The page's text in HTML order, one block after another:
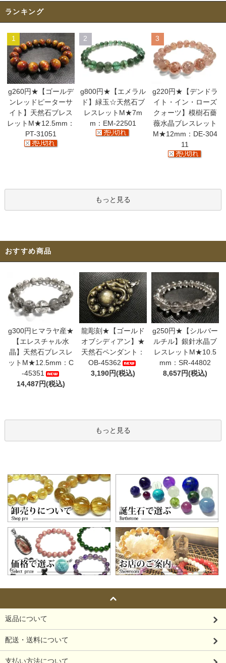
ランキング
1
g260円★【ゴールデ
ンレッドピーターサ
イト】天然石ブレス
レットM★12.5mm：
PT-31051
2
g800円★【エメラル
ド】緑玉☆天然石ブ
レスレットM★7m
m：EM-22501
3
g220円★【デンドラ
イト・イン・ローズ
クォーツ】模樹石薔
薇水晶ブレスレット
M★12mm：DE-304
11
もっと見る
おすすめ商品
g300円ヒマラヤ産★
【エレスチャル水
晶】天然石ブレスレ
ットM★12.5mm：C
-45351
14,487円(税込)
龍彫刻★【ゴールド
オブシディアン】★
天然石ペンダント：
OB-45362
3,190円(税込)
g250円★【シルバー
ルチル】銀針水晶ブ
レスレットM★10.5
mm：SR-44802
8,657円(税込)
もっと見る
返品について
配送・送料について
支払い方法について